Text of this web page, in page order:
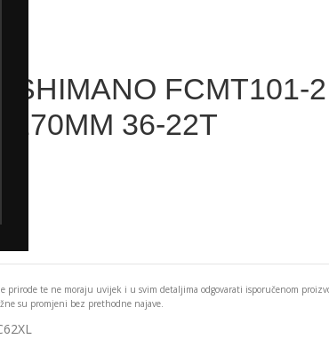
SHIMANO FCMT101-
170MM 36-22T
prirode te ne moraju uvijek i u svim detaljima odgovarati isporučenom
su promjeni bez prethodne najave.